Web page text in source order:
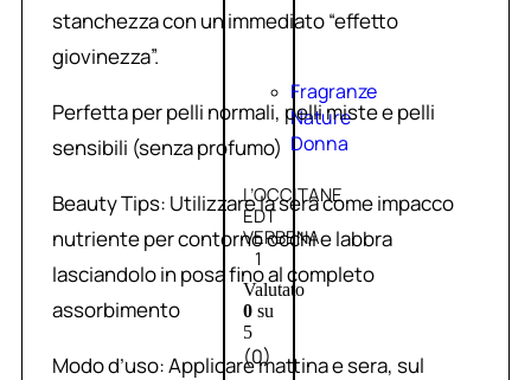
Fragranze
Nature
Donna
L’OCCITANE
EDT
VERBENA
1
Valutato
0su
5
(0)
stanchezza con un immediato “effetto
giovinezza”.
Perfetta per pelli normali, pelli miste e pelli
sensibili (senza profumo)
Beauty Tips: Utilizzare la sera come impacco
nutriente per contorno occhi e labbra
lasciandolo in posa fino al completo
assorbimento
Modo d’uso: Applicare mattina e sera, sul